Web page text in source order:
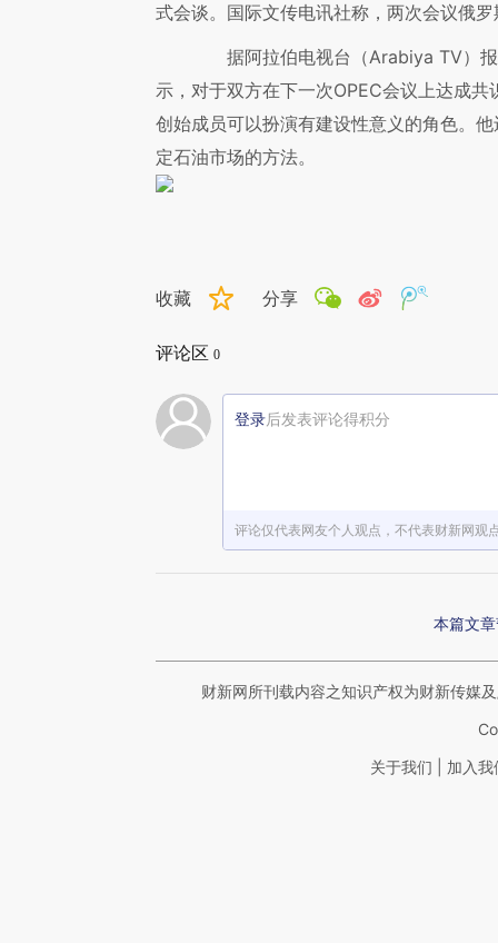
式会谈。国际文传电讯社称，两次会议俄
据阿拉伯电视台（Arabiya TV）报
示，对于双方在下一次OPEC会议上达成
创始成员可以扮演有建设性意义的角色。
定石油市场的方法。
收藏 分享
评论区 0
登录后发表评论得积分
评论仅代表网友个人观点，不代表财新网观
本篇文
财新网所刊载内容之知识产权为财新传媒
关于我们 加入我